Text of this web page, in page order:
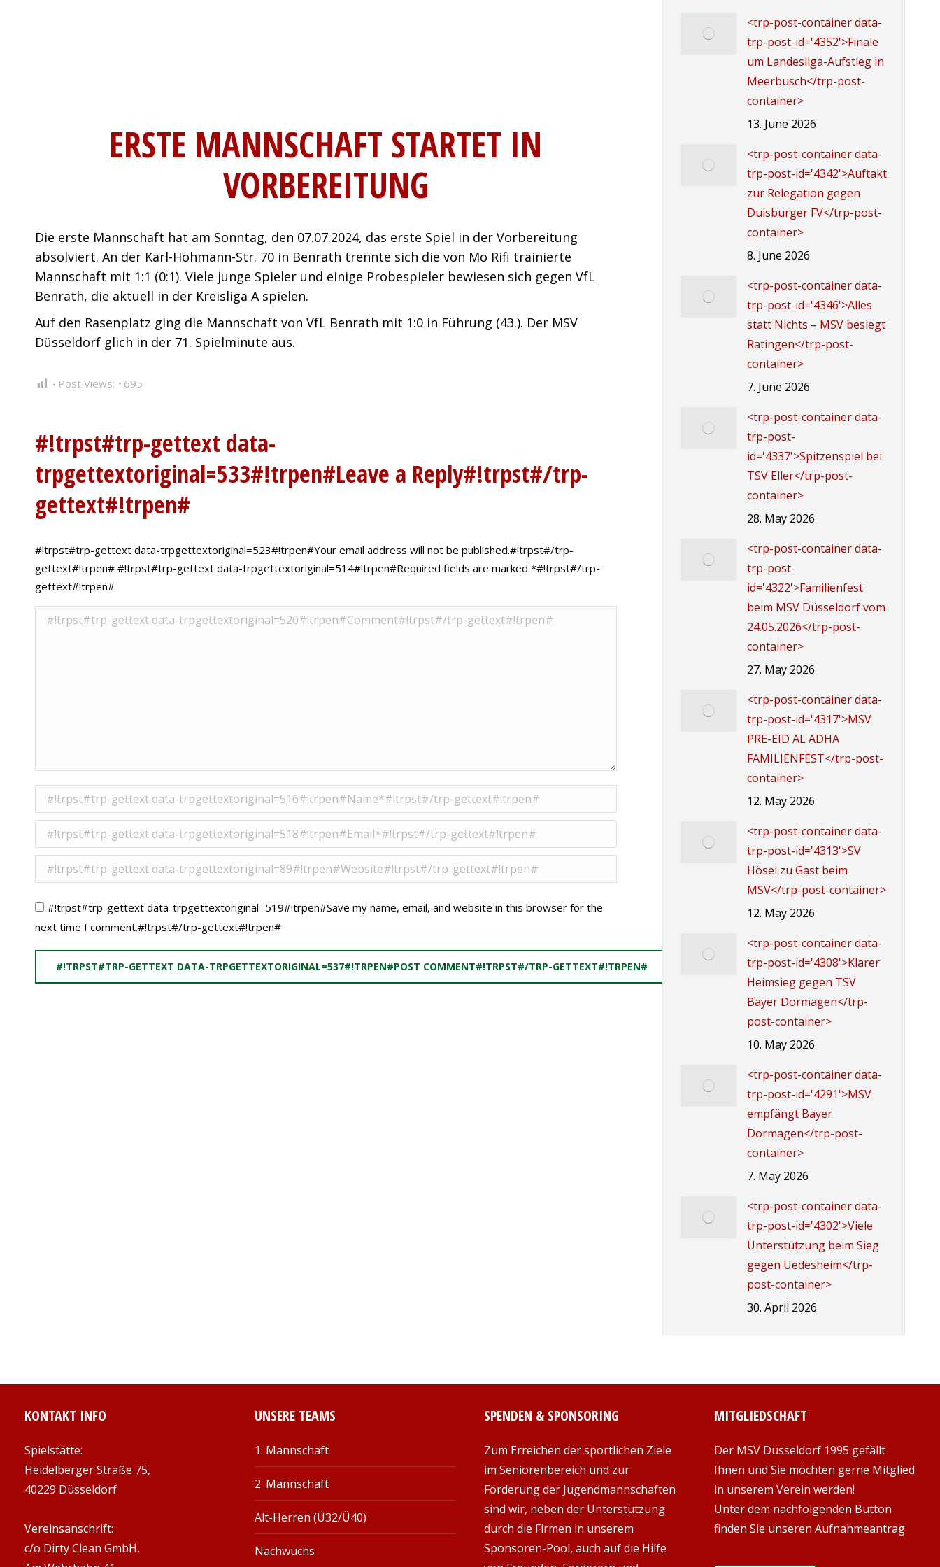
ERSTE MANNSCHAFT STARTET IN
VORBEREITUNG
Die erste Mannschaft hat am Sonntag, den 07.07.2024, das erste Spiel in der Vorbereitung
absolviert. An der Karl-Hohmann-Str. 70 in Benrath trennte sich die von Mo Rifi trainierte
Mannschaft mit 1:1 (0:1). Viele junge Spieler und einige Probespieler bewiesen sich gegen VfL
Benrath, die aktuell in der Kreisliga A spielen.
Auf den Rasenplatz ging die Mannschaft von VfL Benrath mit 1:0 in Führung (43.). Der MSV
Düsseldorf glich in der 71. Spielminute aus.
Post Views: 695
#!trpst#trp-gettext data-
trpgettextoriginal=533#!trpen#Leave a Reply#!trpst#/trp-
gettext#!trpen#
#!trpst#trp-gettext data-trpgettextoriginal=523#!trpen#Your email address will not be published.#!trpst#/trp-
gettext#!trpen# #!trpst#trp-gettext data-trpgettextoriginal=514#!trpen#Required fields are marked *#!trpst#/trp-
gettext#!trpen#
#!trpst#trp-gettext data-trpgettextoriginal=520#!trpen#Comment#!trpst#/trp-gettext#!trpen#
#!trpst#trp-gettext data-trpgettextoriginal=515#!trpen#Name *#!trpst#/trp-gettext#!trpen#
#!trpst#trp-gettext data-trpgettextoriginal=517#!trpen#Email *#!trpst#/trp-gettext#!trpen#
#!trpst#trp-gettext data-trpgettextoriginal=89#!trpen#Website#!trpst#/trp-gettext#!trpen#
#!trpst#trp-gettext data-trpgettextoriginal=519#!trpen#Save my name, email, and website in this browser for the
next time I comment.#!trpst#/trp-gettext#!trpen#
#!TRPST#TRP-GETTEXT DATA-TRPGETTEXTORIGINAL=537#!TRPEN#POST COMMENT#!TRPST#/TRP-GETTEXT#!TRPEN#
<trp-post-container data-
trp-post-id='4352'>Finale
um Landesliga-Aufstieg in
Meerbusch</trp-post-
container>
13. June 2026
<trp-post-container data-
trp-post-id='4342'>Auftakt
zur Relegation gegen
Duisburger FV</trp-post-
container>
8. June 2026
<trp-post-container data-
trp-post-id='4346'>Alles
statt Nichts – MSV besiegt
Ratingen</trp-post-
container>
7. June 2026
<trp-post-container data-
trp-post-
id='4337'>Spitzenspiel bei
TSV Eller</trp-post-
container>
28. May 2026
<trp-post-container data-
trp-post-
id='4322'>Familienfest
beim MSV Düsseldorf vom
24.05.2026</trp-post-
container>
27. May 2026
<trp-post-container data-
trp-post-id='4317'>MSV
PRE-EID AL ADHA
FAMILIENFEST</trp-post-
container>
12. May 2026
<trp-post-container data-
trp-post-id='4313'>SV
Hösel zu Gast beim
MSV</trp-post-container>
12. May 2026
<trp-post-container data-
trp-post-id='4308'>Klarer
Heimsieg gegen TSV
Bayer Dormagen</trp-
post-container>
10. May 2026
<trp-post-container data-
trp-post-id='4291'>MSV
empfängt Bayer
Dormagen</trp-post-
container>
7. May 2026
<trp-post-container data-
trp-post-id='4302'>Viele
Unterstützung beim Sieg
gegen Uedesheim</trp-
post-container>
30. April 2026
KONTAKT INFO
Spielstätte:
Heidelberger Straße 75,
40229 Düsseldorf
Vereinsanschrift:
c/o Dirty Clean GmbH,
UNSERE TEAMS
1. Mannschaft
2. Mannschaft
Alt-Herren (Ü32/Ü40)
Nachwuchs
SPENDEN & SPONSORING
Zum Erreichen der sportlichen Ziele
im Seniorenbereich und zur
Förderung der Jugendmannschaften
sind wir, neben der Unterstützung
durch die Firmen in unserem
Sponsoren-Pool, auch auf die Hilfe
MITGLIEDSCHAFT
Der MSV Düsseldorf 1995 gefällt
Ihnen und Sie möchten gerne Mitglied
in unserem Verein werden!
Unter dem nachfolgenden Button
finden Sie unseren Aufnahmeantrag